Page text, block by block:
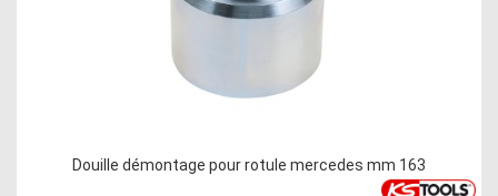
Douille démontage pour rotule mercedes mm 163